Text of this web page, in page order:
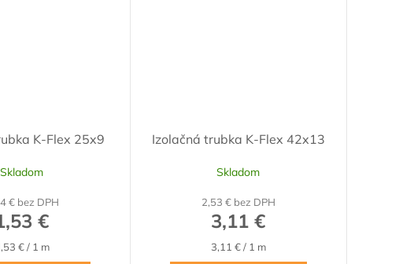
K-Flex 25x9
Skladom
€ bez DPH
€
€ / 1 m
Izolačná trubka K-Flex 42x13
Skladom
2,53 € bez DPH
3,11 €
Jednotková
cena:
3,11 € / 1 m